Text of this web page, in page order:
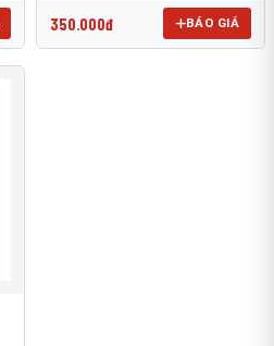
350.000đ BÁO GIÁ